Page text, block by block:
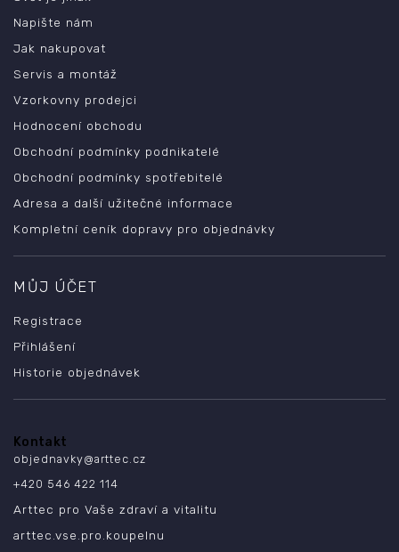
Napište nám
Jak nakupovat
Servis a montáž
Vzorkovny prodejci
Hodnocení obchodu
Obchodní podmínky podnikatelé
Obchodní podmínky spotřebitelé
Adresa a další užitečné informace
Kompletní ceník dopravy pro objednávky
MŮJ ÚČET
Registrace
Přihlášení
Historie objednávek
Kontakt
objednavky@arttec.cz
+420 546 422 114
Arttec pro Vaše zdraví a vitalitu
arttec.vse.pro.koupelnu